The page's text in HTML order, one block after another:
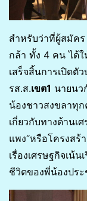
สำหรับว่าที่ผู้สมัค
กล้า ทั้ง 4 คน ได้
เสร็จสิ้นการเปิดตั
รส.ส.เขต1 นายนว
น้องชาวสงขลาทุ
เกี่ยวกับทางด้านเ
แพง“หรือโครงสร้
เรื่องเศรษฐกิจเน้
ชีวิตของพี่น้องปร